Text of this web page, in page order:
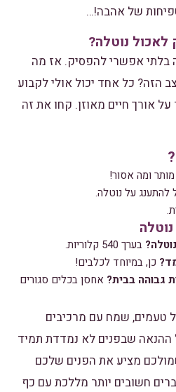
של אהבה!…
נוטלה?
בלתי אפשרי להפסיק. אז מה
הזה? כל אחד יכול אולי לקבוע
אורך חיים מאוזן. קחו את זה
ומה אסור!
להתענג על נוטלה.
בערך 540 קלוריות.
כן, במיוחד לכלבים!
גבוהה בבית? אחסן בכלים סגורים
טעמים, שמח עם מרכיבים
ההנאה שבפנים לא נמדדת תמיד
מציע את הפנים שלכם
חשובים יותר מללכת עם כף